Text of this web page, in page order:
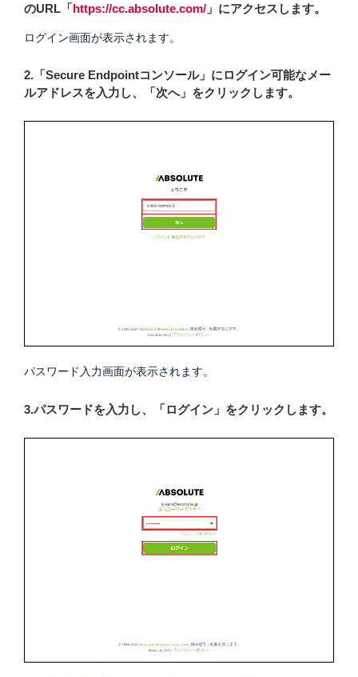
のURL「https://cc.absolute.com/ 」にアクセスします。
ログイン画面が表示されます。
2.「Secure Endpointコンソール」にログイン可能なメー
ルアドレスを入力し、「次へ」をクリックします。
パスワード入力画面が表示されます。
3.パスワードを入力し、「ログイン」をクリックします。